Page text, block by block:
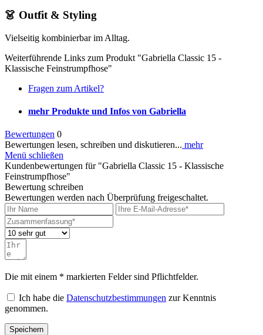
👗 Outfit & Styling
Vielseitig kombinierbar im Alltag.
Weiterführende Links zum Produkt "Gabriella Classic 15 -
Klassische Feinstrumpfhose"
Fragen zum Artikel?
mehr Produkte und Infos von Gabriella
Bewertungen 0
Bewertungen lesen, schreiben und diskutieren... mehr
Menü schließen
Kundenbewertungen für "Gabriella Classic 15 - Klassische
Feinstrumpfhose"
Bewertung schreiben
Bewertungen werden nach Überprüfung freigeschaltet.
Die mit einem * markierten Felder sind Pflichtfelder.
Ich habe die Datenschutzbestimmungen zur Kenntnis
genommen.
Speichern